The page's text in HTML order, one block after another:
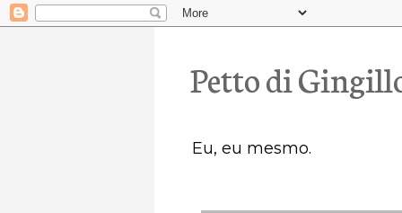
Petto di
Eu, eu mesmo.